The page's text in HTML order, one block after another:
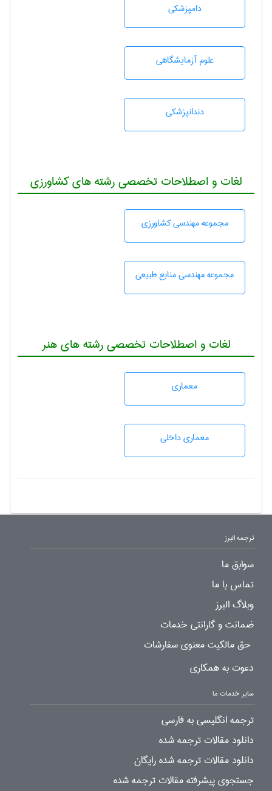
دامپزشكی
علوم آزمايشگاهی
دندانپزشكی
لغات و اصطلاحات تخصصی رشته های کشاورزی
مجموعه مهندسی كشاورزی
مجموعه مهندسی منابع طبيعی
لغات و اصطلاحات تخصصی رشته های هنر
معماری
معماری داخلی
ترجمه البرز
سوابق ما
تماس با ما
وبلاگ البرز
ضمانت و گارانتی خدمات
حق مالکیت معنوی سفارشات
دعوت به همکاری
سایر خدمات ما
ترجمه انگلیسی به فارسی
دانلود مقالات ترجمه شده
دانلود مقالات ترجمه شده رایگان
جستجوی پیشرفته مقالات ترجمه شده